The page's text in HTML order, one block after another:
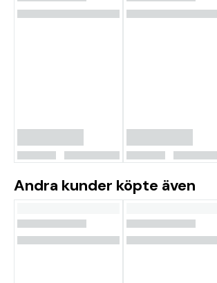
Andra kunder köpte även